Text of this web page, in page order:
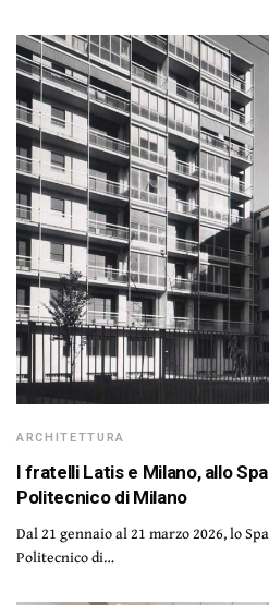
ARCHITETTURA
I fratelli Latis e Milano, allo
Politecnico di Milano
Dal 21 gennaio al 21 marzo 2026, lo
Politecnico di…